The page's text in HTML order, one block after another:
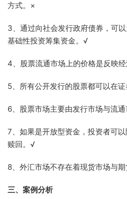
方式。×
3、通过向社会发行政府债券，可
基础性投资筹集资金。√
4、股票流通市场上的价格是反映
5、所有公开发行的股票都可以在
6、股票市场主要由发行市场与流
7、如果是开放型资金，投资者可
赎回。√
8、外汇市场不存在着现货市场与
三、案例分析